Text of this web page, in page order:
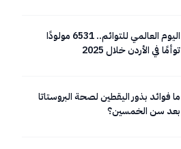
اليوم العالمي للتوائم.. 6531 مولودًا
توأمًا في الأردن خلال 2025
ما فوائد بذور اليقطين لصحة البروستاتا
بعد سن الخمسين؟